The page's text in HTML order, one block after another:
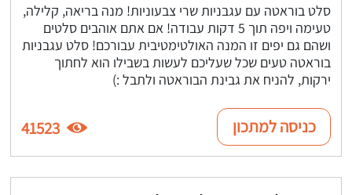
סלט בוראטה עם עגבניות שרי צבעוניות! מנה בריאה, קלילה,
טעימה ויפה תוך 5 דקות עבודה! אם אתם אוהבים סלטים
ושהם גם יפים זו המנה האולטימטיבית עבורכם! סלט עגבניות
בוראטה טעים שכל שעליכם לעשות בשבילו הוא לחתוך
ירקות, להניח את גבינת הבוראטה ולתבל :)
כניסה למתכון 41523